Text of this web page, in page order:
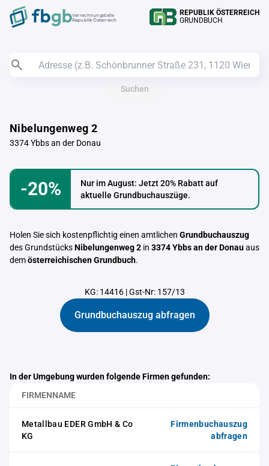
Verrechnungstelle
Republik Österreich
REPUBLIK ÖSTERREICH
GRUNDBUCH
Suchen
Nibelungenweg 2
3374 Ybbs an der Donau
-20%
Nur im August: Jetzt 20% Rabatt auf
aktuelle Grundbuchauszüge.
Holen Sie sich kostenpflichtig einen amtlichen Grundbuchauszug
des GrundstücksNibelungenweg 2 in 3374 Ybbs an der Donauaus
demösterreichischen Grundbuch.
KG: 14416|Gst-Nr: 157/13
Grundbuchauszug abfragen
In der Umgebung wurden folgende Firmen gefunden:
FIRMENNAME
Metallbau EDER GmbH & Co
KG
Firmenbuchauszug
abfragen